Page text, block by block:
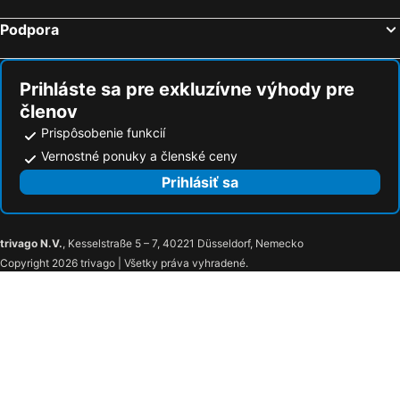
Podpora
Prihláste sa pre exkluzívne výhody pre
členov
Prispôsobenie funkcií
Vernostné ponuky a členské ceny
Prihlásiť sa
trivago N.V., Kesselstraße 5 – 7, 40221 Düsseldorf, Nemecko
Copyright 2026 trivago | Všetky práva vyhradené.